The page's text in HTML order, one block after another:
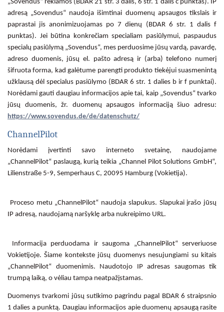
„Sovendus“ reklamos (BDAR 21 str. 3 dalis, 6 str. 1 dalis c punktas). IP
adresą „Sovendus“ naudoja išimtinai duomenų apsaugos tikslais ir
paprastai jis anonimizuojamas po 7 dienų (BDAR 6 str. 1 dalis f
punktas). Jei būtina konkrečiam specialiam pasiūlymui, paspaudus
specialų pasiūlymą „Sovendus“, mes perduosime jūsų vardą, pavardę,
adreso duomenis, jūsų el. pašto adresą ir (arba) telefono numerį
šifruota forma, kad galėtume parengti produkto tiekėjui suasmenintą
užklausą dėl specialus pasiūlymo (BDAR 6 str. 1 dalies b ir f punktai).
Norėdami gauti daugiau informacijos apie tai, kaip „Sovendus“ tvarko
jūsų duomenis, žr. duomenų apsaugos informaciją šiuo adresu:
https://www.sovendus.de/de/datenschutz/
ChannelPilot
Norėdami įvertinti savo interneto svetainę, naudojame
„ChannelPilot“ paslaugą, kurią teikia „Channel Pilot Solutions GmbH“,
Lilienstraße 5-9, Semperhaus C, 20095 Hamburg (Vokietija).
Proceso metu „ChannelPilot“ naudoja slapukus. Slapukai įrašo jūsų
IP adresą, naudojamą naršyklę arba nukreipimo URL.
Informacija perduodama ir saugoma „ChannelPilot“ serveriuose
Vokietijoje. Šiame kontekste jūsų duomenys nesujungiami su kitais
„ChannelPilot“ duomenimis. Naudotojo IP adresas saugomas tik
trumpą laiką, o vėliau tampa neatpažįstamas.
Duomenys tvarkomi jūsų sutikimo pagrindu pagal BDAR 6 straipsnio
1 dalies a punktą. Daugiau informacijos apie duomenų apsaugą rasite